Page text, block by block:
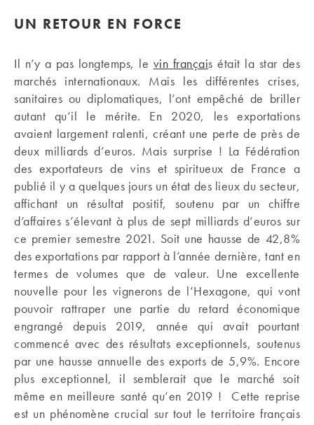
UN RETOUR EN FORCE
Il n’y a pas longtemps, le vin français était la star des
marchés internationaux. Mais les différentes crises,
sanitaires ou diplomatiques, l’ont empêché de briller
autant qu’il le mérite. En 2020, les exportations
avaient largement ralenti, créant une perte de près de
deux milliards d’euros. Mais surprise ! La Fédération
des exportateurs de vins et spiritueux de France a
publié il y a quelques jours un état des lieux du secteur,
affichant un résultat positif, soutenu par un chiffre
d’affaires s’élevant à plus de sept milliards d’euros sur
ce premier semestre 2021. Soit une hausse de 42,8%
des exportations par rapport à l’année dernière, tant en
termes de volumes que de valeur. Une excellente
nouvelle pour les vignerons de l’Hexagone, qui vont
pouvoir rattraper une partie du retard économique
engrangé depuis 2019, année qui avait pourtant
commencé avec des résultats exceptionnels, soutenus
par une hausse annuelle des exports de 5,9%. Encore
plus exceptionnel, il semblerait que le marché soit
même en meilleure santé qu’en 2019 ! Cette reprise
est un phénomène crucial sur tout le territoire français